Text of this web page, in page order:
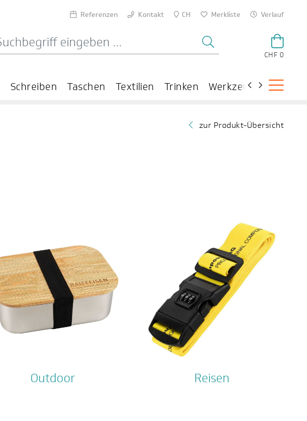
Referenzen Kontakt CH Merkliste Verlauf
CHF 0
Schreiben Taschen Textilien Trinken Werkzeuge
zur Produkt-Übersicht
Outdoor Reisen